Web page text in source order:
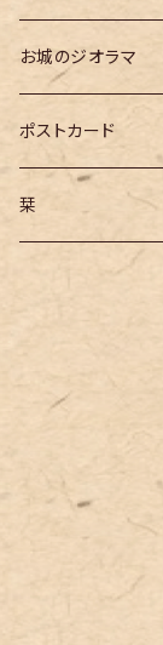
お城のジオラマ
コレクションケー
長野県の城跡
ポストカード
栞